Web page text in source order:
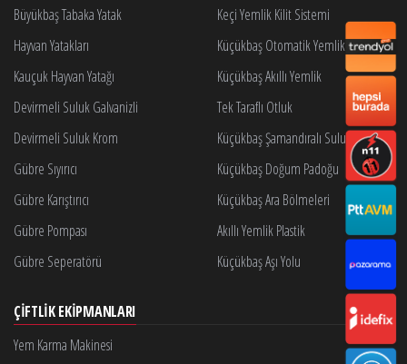
Büyükbaş Tabaka Yatak
Hayvan Yatakları
Kauçuk Hayvan Yatağı
Devirmeli Suluk Galvanizli
Devirmeli Suluk Krom
Gübre Sıyırıcı
Gübre Karıştırıcı
Gübre Pompası
Gübre Seperatörü
Keçi Yemlik Kilit Sistemi
Küçükbaş Otomatik Yemlik Kilidi
Küçükbaş Akıllı Yemlik
Tek Taraflı Otluk
Küçükbaş Şamandıralı Suluk
Küçükbaş Doğum Padoğu
Küçükbaş Ara Bölmeleri
Akıllı Yemlik Plastik
Küçükbaş Aşı Yolu
ÇIFTLIK EKIPMANLARI
Yem Karma Makinesi